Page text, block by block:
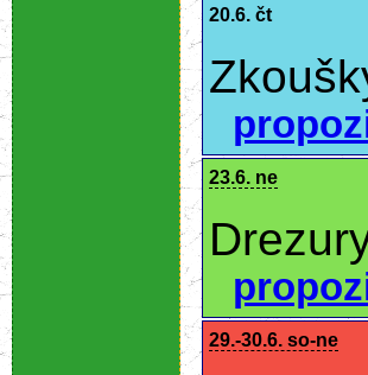
20.6. čt
23.6. ne
29.-30.6. so-ne